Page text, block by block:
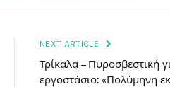
NEXT ARTICLE
Τρίκαλα – Πυροσβεστική
εργοστάσιο: «Πολύμηνη